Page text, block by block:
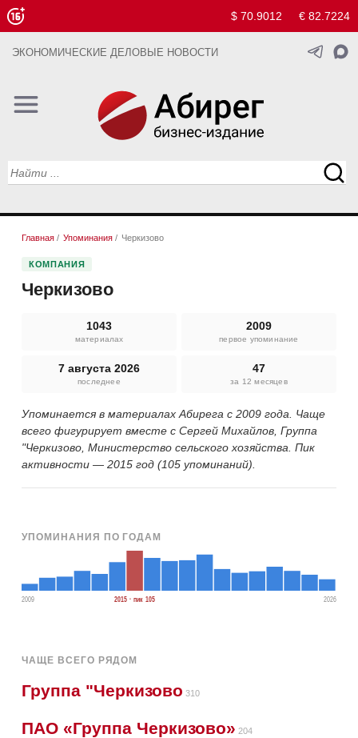
$ 70.9012 € 82.7224
ЭКОНОМИЧЕСКИЕ ДЕЛОВЫЕ НОВОСТИ
Главная / Упоминания / Черкизово
КОМПАНИЯ
Черкизово
1043
материалах
2009
первое упоминание
7 августа 2026
последнее
47
за 12 месяцев
Упоминается в материалах Абирега с 2009 года. Чаще
всего фигурирует вместе с Сергей Михайлов, Группа
"Черкизово, Министерство сельского хозяйства. Пик
активности — 2015 год (105 упоминаний).
УПОМИНАНИЯ ПО ГОДАМ
2009 2015 · пик 105 2026
ЧАЩЕ ВСЕГО РЯДОМ
Группа "Черкизово 310
ПАО «Группа Черкизово» 204